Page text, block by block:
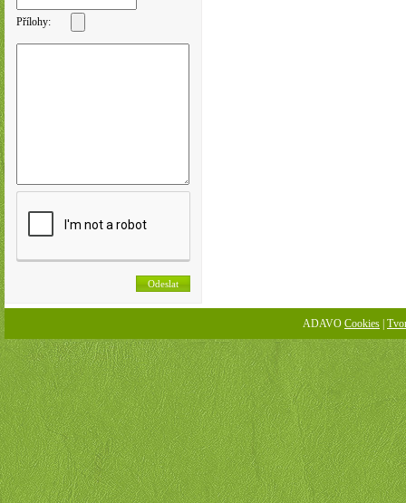
Přílohy:
ADAVO Cookies